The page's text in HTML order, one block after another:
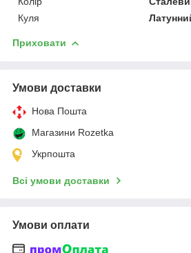
Куля
Приховати
Умови доставки
Нова Пошта
Магазини Rozetka
Укрпошта
Всі умови доставки
Умови оплати